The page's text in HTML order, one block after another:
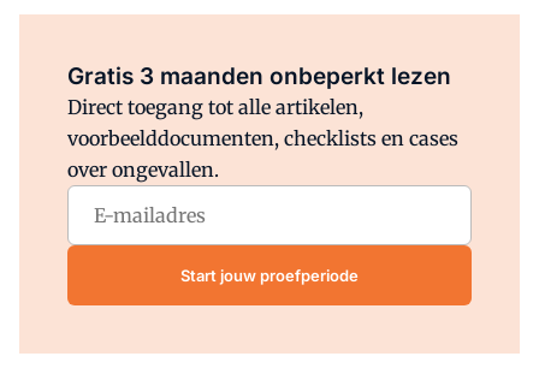
Gratis 3 maanden onbeperkt lezen
Direct toegang tot alle artikelen,
voorbeelddocumenten, checklists en cases
over ongevallen.
Start jouw proefperiode